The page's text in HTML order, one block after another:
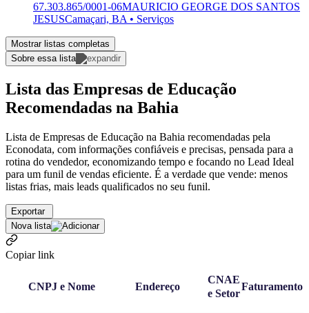
67.303.865/0001-06MAURICIO GEORGE DOS SANTOS
JESUSCamaçari, BA • Serviços
Mostrar listas completas
Sobre essa lista
Lista das Empresas de Educação
Recomendadas na Bahia
Lista de Empresas de Educação na Bahia recomendadas pela
Econodata, com informações confiáveis e precisas, pensada para a
rotina do vendedor, economizando tempo e focando no Lead Ideal
para um funil de vendas eficiente. É a verdade que vende: menos
listas frias, mais leads qualificados no seu funil.
Exportar
Nova lista
Copiar link
CNPJ e Nome Endereço
CNAE
e Setor
Faturamento